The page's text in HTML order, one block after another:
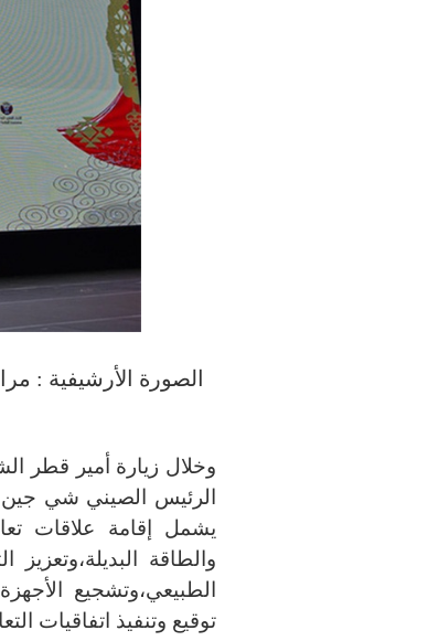
الرئيس الصيني شي جين
يشمل إقامة علاقات
والطاقة
الطبيعي،وتشجيع
توقيع وتنفيذ اتفاقيات